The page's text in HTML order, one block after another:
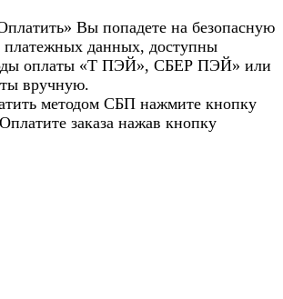
Вы попадете на безопасную
платежных данных, доступны
оплаты «Т ПЭЙ», СБЕР ПЭЙ» или
вручную.
методом СБП нажмите кнопку
заказа нажав кнопку